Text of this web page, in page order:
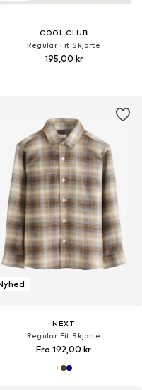
COOL CLUB
Regular Fit Skjorte
195,00 kr
NEXT
Regular Fit Skjorte
Fra 192,00 kr